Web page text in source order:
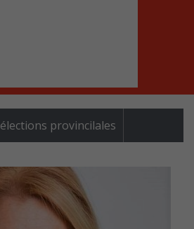
élections provincilales